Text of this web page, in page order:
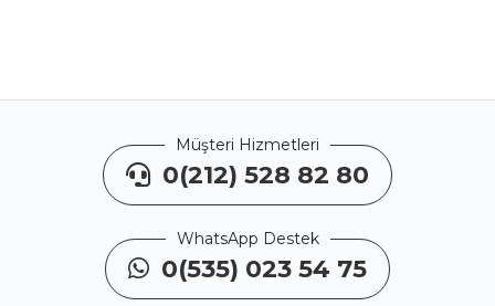
Müşteri Hizmetleri
0(212) 528 82 80
WhatsApp Destek
0(535) 023 54 75